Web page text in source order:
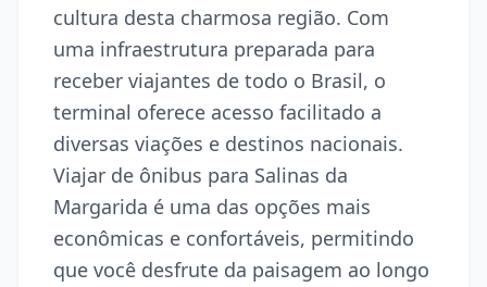
cultura desta charmosa região. Com
uma infraestrutura preparada para
receber viajantes de todo o Brasil, o
terminal oferece acesso facilitado a
diversas viações e destinos nacionais.
Viajar de ônibus para Salinas da
Margarida é uma das opções mais
econômicas e confortáveis, permitindo
que você desfrute da paisagem ao longo